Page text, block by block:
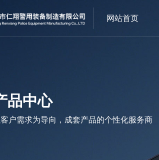
网站首页
品中心
客户需求为导向，成套产品的个性化服务商